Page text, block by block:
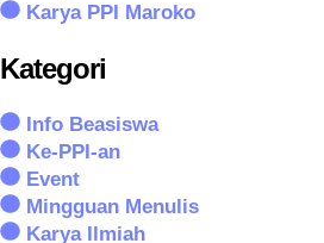
Karya PPI Maroko
Kategori
Info Beasiswa
Ke-PPI-an
Event
Mingguan Menulis
Karya Ilmiah